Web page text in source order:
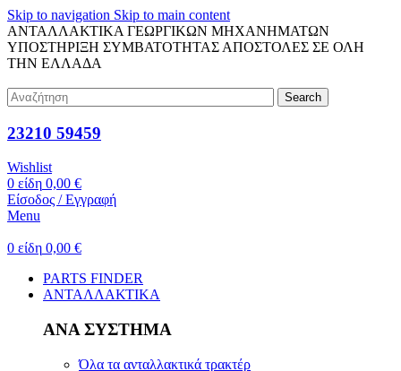
Skip to navigation Skip to main content
ΑΝΤΑΛΛΑΚΤΙΚΑ ΓΕΩΡΓΙΚΩΝ ΜΗΧΑΝΗΜΑΤΩΝ
ΥΠΟΣΤΗΡΙΞΗ ΣΥΜΒΑΤΟΤΗΤΑΣ ΑΠΟΣΤΟΛΕΣ ΣΕ ΟΛΗ
ΤΗΝ ΕΛΛΑΔΑ
Search
23210 59459
Wishlist
0 είδη 0,00 €
Είσοδος / Εγγραφή
Menu
0 είδη 0,00 €
PARTS FINDER
ΑΝΤΑΛΛΑΚΤΙΚΑ
ΑΝΑ ΣΥΣΤΗΜΑ
Όλα τα ανταλλακτικά τρακτέρ